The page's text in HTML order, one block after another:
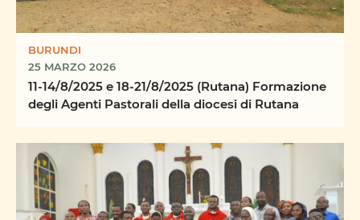
BURUNDI
25 MARZO 2026
11-14/8/2025 e 18-21/8/2025 (Rutana) Formazione
degli Agenti Pastorali della diocesi di Rutana